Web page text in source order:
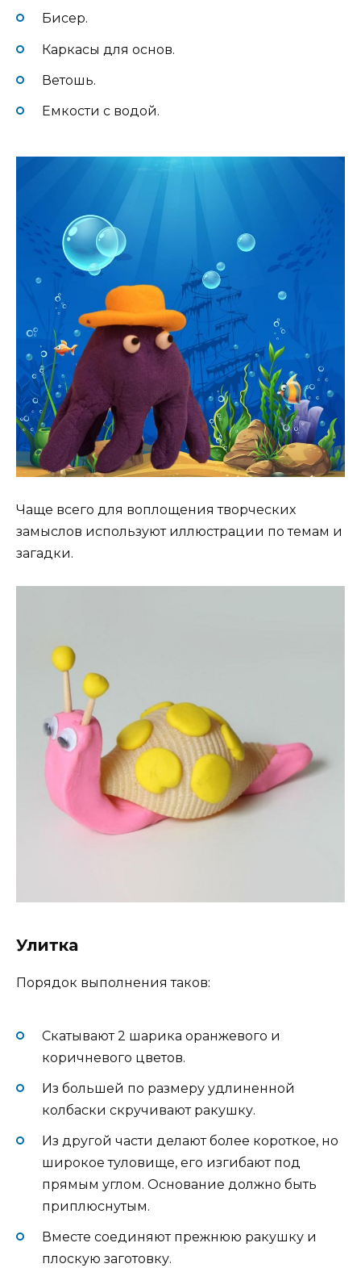
Бисер.
Каркасы для основ.
Ветошь.
Емкости с водой.
Чаще всего для воплощения творческих
замыслов используют иллюстрации по темам и
загадки.
Улитка
Порядок выполнения таков:
Скатывают 2 шарика оранжевого и
коричневого цветов.
Из большей по размеру удлиненной
колбаски скручивают ракушку.
Из другой части делают более короткое, но
широкое туловище, его изгибают под
прямым углом. Основание должно быть
приплюснутым.
Вместе соединяют прежнюю ракушку и
плоскую заготовку.